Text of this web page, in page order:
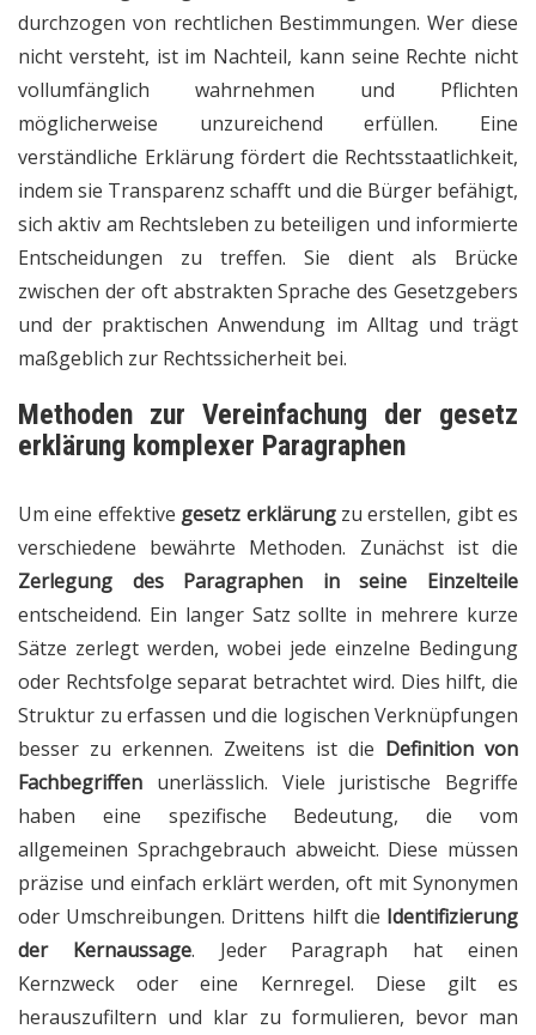
durchzogen von rechtlichen Bestimmungen. Wer diese
nicht versteht, ist im Nachteil, kann seine Rechte nicht
vollumfänglich wahrnehmen und Pflichten
möglicherweise unzureichend erfüllen. Eine
verständliche Erklärung fördert die Rechtsstaatlichkeit,
indem sie Transparenz schafft und die Bürger befähigt,
sich aktiv am Rechtsleben zu beteiligen und informierte
Entscheidungen zu treffen. Sie dient als Brücke
zwischen der oft abstrakten Sprache des Gesetzgebers
und der praktischen Anwendung im Alltag und trägt
maßgeblich zur Rechtssicherheit bei.
Methoden zur Vereinfachung der gesetz
erklärung komplexer Paragraphen
Um eine effektive gesetz erklärungzu erstellen, gibt es
verschiedene bewährte Methoden. Zunächst ist die
Zerlegung des Paragraphen in seine Einzelteile
entscheidend. Ein langer Satz sollte in mehrere kurze
Sätze zerlegt werden, wobei jede einzelne Bedingung
oder Rechtsfolge separat betrachtet wird. Dies hilft, die
Struktur zu erfassen und die logischen Verknüpfungen
besser zu erkennen. Zweitens ist die Definition von
Fachbegriffen unerlässlich. Viele juristische Begriffe
haben eine spezifische Bedeutung, die vom
allgemeinen Sprachgebrauch abweicht. Diese müssen
präzise und einfach erklärt werden, oft mit Synonymen
oder Umschreibungen. Drittens hilft die Identifizierung
der Kernaussage. Jeder Paragraph hat einen
Kernzweck oder eine Kernregel. Diese gilt es
herauszufiltern und klar zu formulieren, bevor man